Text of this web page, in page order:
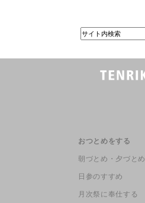
おつとめをする
朝づとめ・夕づとめ
日参のすすめ
月次祭に奉仕する